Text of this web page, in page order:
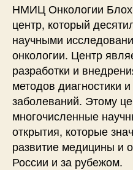
НМИЦ Онкологии
центр, который
научными
онкологии. Центр
разработки и
методов диагностики
заболеваний. Этому
многочисленные
открытия, которые
развитие медицины и
России и за рубежом.